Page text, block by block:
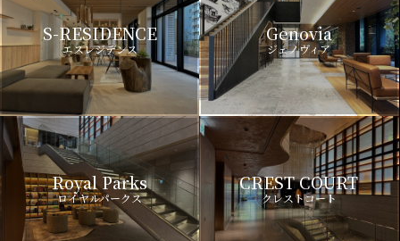
S-RESIDENCE
エスレジデンス
Genovia
ジェノヴィア
Royal Parks
ロイヤルパークス
CREST COURT
クレストコート